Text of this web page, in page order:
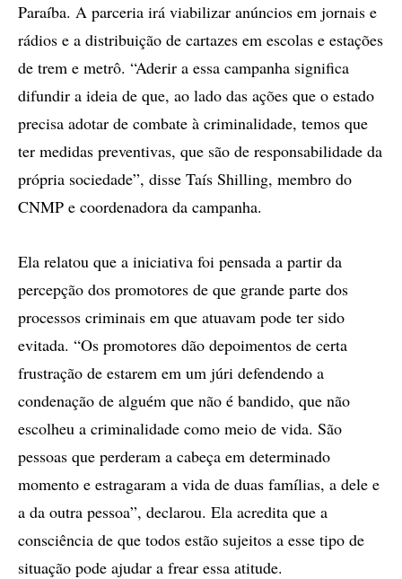
Paraíba. A parceria irá viabilizar anúncios em jornais e
rádios e a distribuição de cartazes em escolas e estações
de trem e metrô. “Aderir a essa campanha significa
difundir a ideia de que, ao lado das ações que o estado
precisa adotar de combate à criminalidade, temos que
ter medidas preventivas, que são de responsabilidade da
própria sociedade”, disse Taís Shilling, membro do
CNMP e coordenadora da campanha.
Ela relatou que a iniciativa foi pensada a partir da
percepção dos promotores de que grande parte dos
processos criminais em que atuavam pode ter sido
evitada. “Os promotores dão depoimentos de certa
frustração de estarem em um júri defendendo a
condenação de alguém que não é bandido, que não
escolheu a criminalidade como meio de vida. São
pessoas que perderam a cabeça em determinado
momento e estragaram a vida de duas famílias, a dele e
a da outra pessoa”, declarou. Ela acredita que a
consciência de que todos estão sujeitos a esse tipo de
situação pode ajudar a frear essa atitude.